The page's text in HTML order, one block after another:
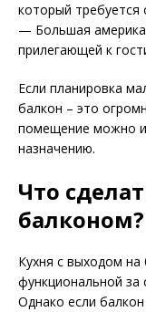
который
— Большая
прилегающей к
Если планировка
балкон – это
помещение можно
назначению.
Что
балконом?
Кухня с выходом
функциональной за
Однако если